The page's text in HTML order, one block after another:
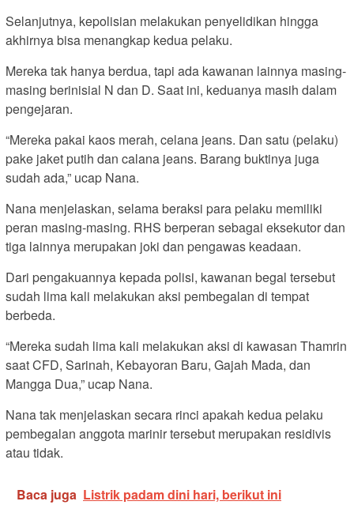
Selanjutnya, kepolisian melakukan penyelidikan hingga
akhirnya bisa menangkap kedua pelaku.
Mereka tak hanya berdua, tapi ada kawanan lainnya masing-
masing berinisial N dan D. Saat ini, keduanya masih dalam
pengejaran.
“Mereka pakai kaos merah, celana jeans. Dan satu (pelaku)
pake jaket putih dan calana jeans. Barang buktinya juga
sudah ada,” ucap Nana.
Nana menjelaskan, selama beraksi para pelaku memiliki
peran masing-masing. RHS berperan sebagai eksekutor dan
tiga lainnya merupakan joki dan pengawas keadaan.
Dari pengakuannya kepada polisi, kawanan begal tersebut
sudah lima kali melakukan aksi pembegalan di tempat
berbeda.
“Mereka sudah lima kali melakukan aksi di kawasan Thamrin
saat CFD, Sarinah, Kebayoran Baru, Gajah Mada, dan
Mangga Dua,” ucap Nana.
Nana tak menjelaskan secara rinci apakah kedua pelaku
pembegalan anggota marinir tersebut merupakan residivis
atau tidak.
Baca juga Listrik padam dini hari, berikut ini